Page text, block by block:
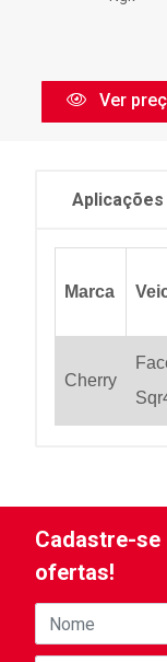
Ver
Aplicações
Marca
Cherry
Cadastre-se
ofertas!